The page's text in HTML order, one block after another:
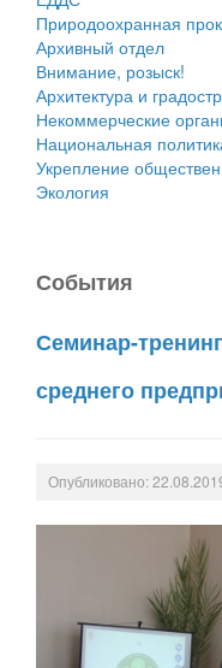
Природоохранная
Архивный отдел
Внимание, розыск!
Архитектура и
Некоммерческие
Национальная
Укрепление
Экология
События
Семинар-
среднего
Опубликовано: